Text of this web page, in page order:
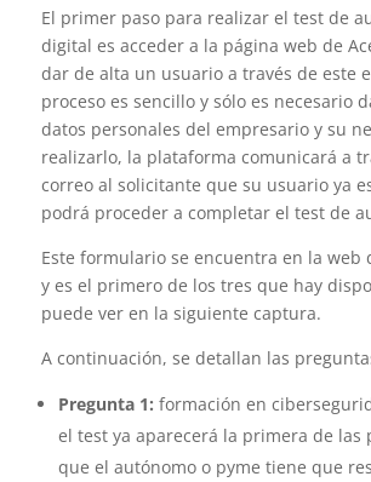
El primer paso para realizar el test de
digital es acceder a la página web de
dar de alta un usuario a través de este
proceso es sencillo y sólo es necesario
datos personales del empresario y su
realizarlo, la plataforma comunicará a
correo al solicitante que su usuario ya
podrá proceder a completar el test de
Este formulario se encuentra en la web
y es el primero de los tres que hay
puede ver en la siguiente captura.
A continuación, se detallan las
Pregunta 1: formación en
el test ya aparecerá la primera de las
que el autónomo o pyme tiene que